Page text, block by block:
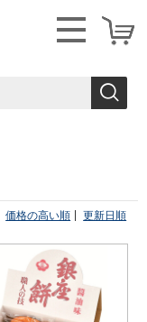
価格の高い順 更新日順